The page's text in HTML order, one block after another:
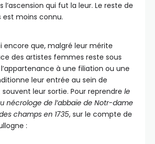
l’ascension qui fut la leur. Le reste de
est moins connu.
encore que, malgré leur mérite
des artistes femmes reste sous
à une filiation ou une
leur entrée au sein de
leur sortie. Pour reprendre le
nécrologe de l’abbaïe de Notr-dame
champs en 1735, sur le compte de
: